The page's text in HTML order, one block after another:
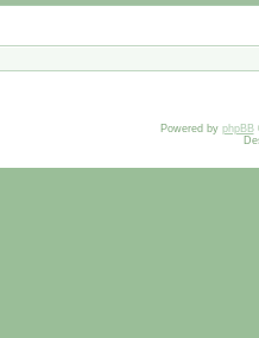
Powered by phpBB